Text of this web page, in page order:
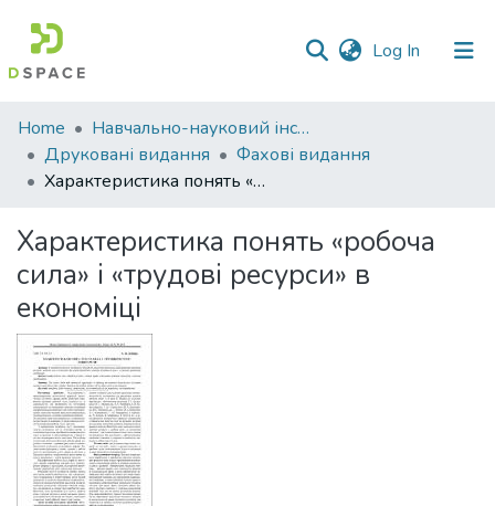
Log In (current)
Communities
&
Collections
Statistics
Home
Навчально-науковий інститут економіки, управління, права та інформаційних технологій
Друковані видання
Фахові видання
Характеристика понять «робоча сила» і «трудові ресурси» в економіці
Характеристика понять «робоча
сила» і «трудові ресурси» в
економіці